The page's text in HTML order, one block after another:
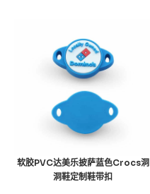
软胶PVC达美乐披萨蓝色Crocs洞
洞鞋定制鞋带扣